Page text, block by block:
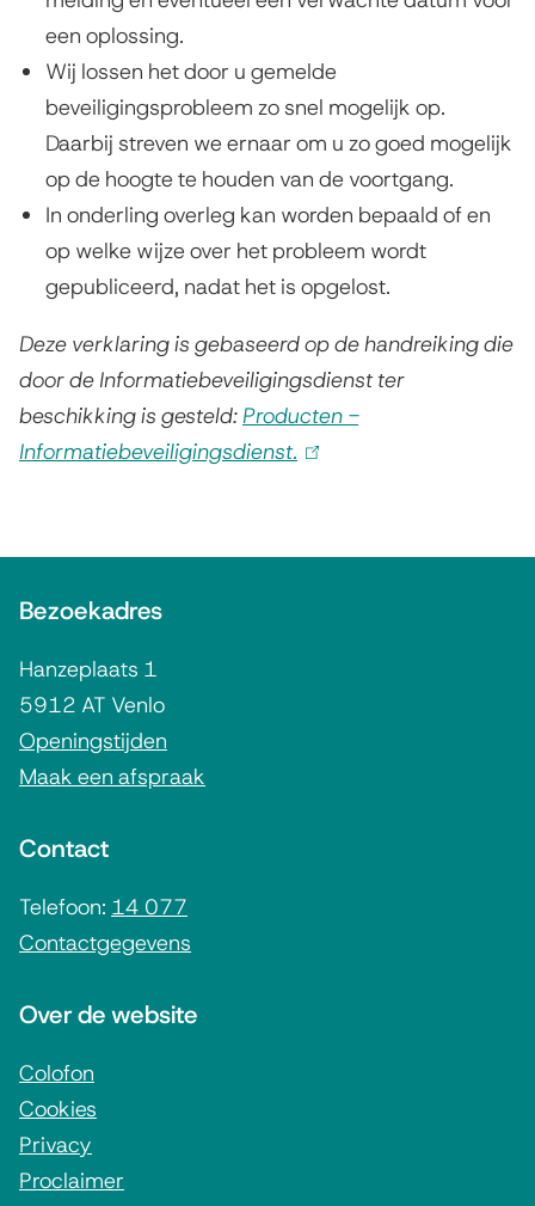
een oplossing.
Wij lossen het door u gemelde
beveiligingsprobleem zo snel mogelijk op.
Daarbij streven we ernaar om u zo goed mogelijk
op de hoogte te houden van de voortgang.
In onderling overleg kan worden bepaald of en
op welke wijze over het probleem wordt
gepubliceerd, nadat het is opgelost.
Deze verklaring is gebaseerd op de handreiking die
door de Informatiebeveiligingsdienst ter
beschikking is gesteld:Producten -
Informatiebeveiligingsdienst.
n
m
m
Bezoekadres
Hanzeplaats 1
5912 AT Venlo
Openingstijden
Maak een afspraak
Contact
Telefoon: 14 077
Contactgegevens
Over de website
Colofon
Cookies
Privacy
Proclaimer